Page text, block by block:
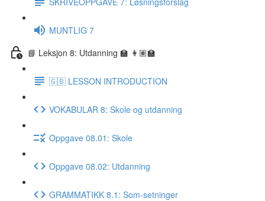
MUNTLIG 7
📘 Leksjon 8: Utdanning 🏫 👩🏽‍🏫
🇬🇧 LESSON INTRODUCTION
VOKABULAR 8: Skole og utdanning
Oppgave 08.01: Skole
Oppgave 08.02: Utdanning
GRAMMATIKK 8.1: Som-setninger